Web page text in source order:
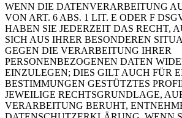
WENN DIE DATENVERARBEITUNG
VON ART. 6 ABS. 1 LIT. E ODER F
HABEN SIE JEDERZEIT DAS RECHT,
SICH AUS IHRER BESONDEREN
GEGEN DIE VERARBEITUNG IHRER
PERSONENBEZOGENEN DATEN
EINZULEGEN; DIES GILT AUCH FÜR
BESTIMMUNGEN GESTÜTZTES
JEWEILIGE RECHTSGRUNDLAGE,
VERARBEITUNG BERUHT,